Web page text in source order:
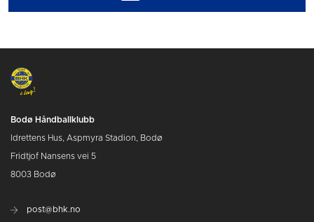
Bodø Håndballklubb
Idrettens Hus, Aspmyra Stadion, Bodø
Fridtjof Nansens vei 5
8003 Bodø
post@bhk.no